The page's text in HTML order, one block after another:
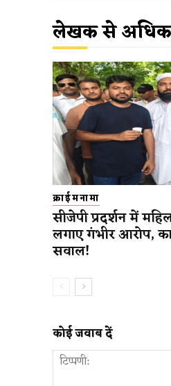
लेखक से अधिक
क्राईमनामा
सीजेपी प्रदर्शन में
लगाए गंभीर आरोप,
सवाल!
कोई जवाब दें